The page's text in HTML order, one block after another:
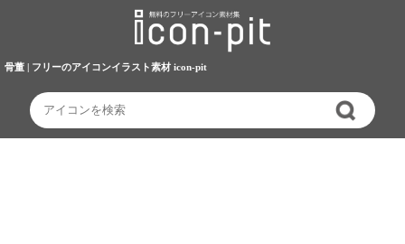
骨董 | フリーのアイコンイラスト素材 icon-pit